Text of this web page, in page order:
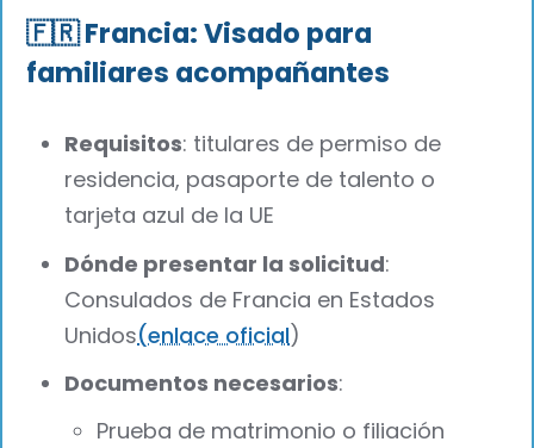
🇫🇷 Francia: Visado para
familiares acompañantes
Requisitos: titulares de permiso de
residencia, pasaporte de talento o
tarjeta azul de la UE
Dónde presentar la solicitud:
Consulados de Francia en Estados
Unidos(enlace oficial)
Documentos necesarios:
Prueba de matrimonio o filiación